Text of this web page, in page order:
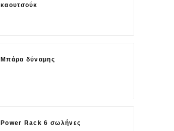
καουτσούκ
Μπάρα δύναμης
Power Rack 6 σωλήνες